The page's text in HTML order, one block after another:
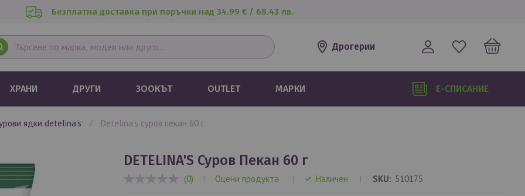
Безплатна доставка при поръчки над 34.99 € / 68.43 лв.
Дрогерии
ХРАНИ ДРУГИ ЗООКЪТ OUTLET МАРКИ Е-СПИСАНИЕ
ядки detelina's detelina's суров пекан 60 г
DETELINA'S Суров Пекан 60 г
(0) | Оцени продукта Наличен SKU 510175